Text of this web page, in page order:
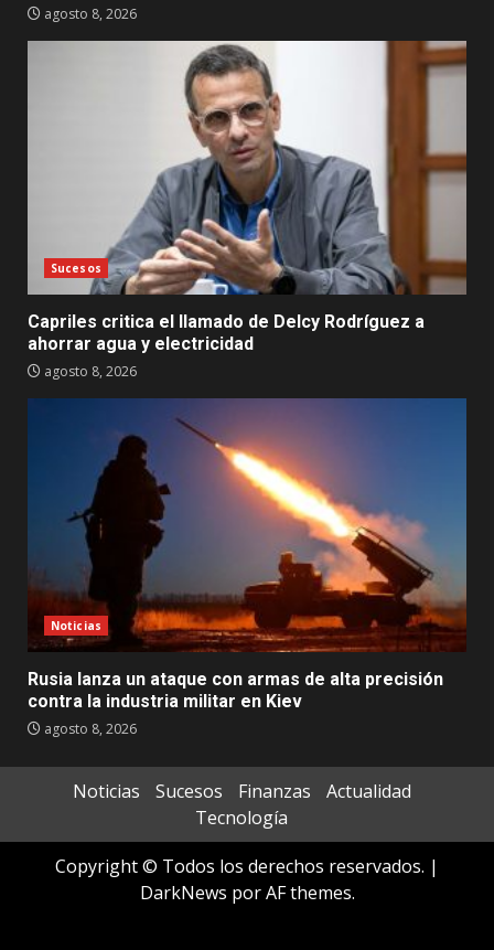
agosto 8, 2026
Sucesos
Capriles critica el llamado de Delcy Rodríguez a
ahorrar agua y electricidad
agosto 8, 2026
Noticias
Rusia lanza un ataque con armas de alta precisión
contra la industria militar en Kiev
agosto 8, 2026
Noticias Sucesos Finanzas
Actualidad
Tecnología
Copyright © Todos los derechos reservados. |
DarkNews por AF themes.